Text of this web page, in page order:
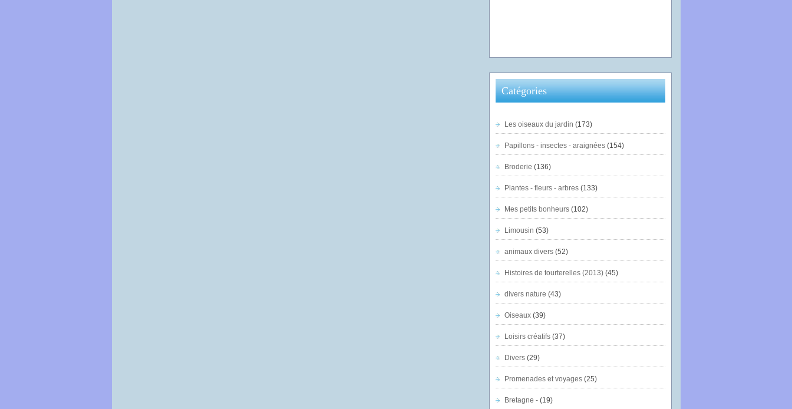
Catégories
Les oiseaux du jardin (173)
Papillons - insectes - araignées(154)
Broderie (136)
Plantes - fleurs - arbres(133)
Mes petits bonheurs(102)
Limousin (53)
animaux divers(52)
Histoires de tourterelles (2013)(45)
divers nature (43)
Oiseaux(39)
Loisirs créatifs(37)
Divers(29)
Promenades et voyages(25)
Bretagne -(19)